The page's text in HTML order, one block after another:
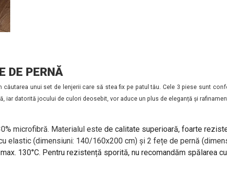
DE PERNĂ
unui set de lenjerii care să stea fix pe patul tău. Cele 3 piese sunt
datorită jocului de culori deosebit, vor aduce un plus de eleganță și
microfibră. Materialul este de calitate superioară, foarte
elastic (dimensiuni: 140/160x200 cm) și 2 fețe de pernă
130°C. Pentru rezistență sporită, nu recomandăm spălarea